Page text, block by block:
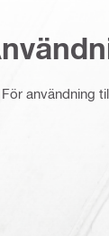
För användning